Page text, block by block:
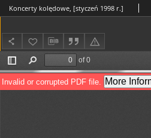
Koncerty kolędowe, [styczeń 1998 r.]